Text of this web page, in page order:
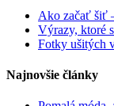
Ako začať šiť
Výrazy, ktoré
Fotky ušitých
Najnovšie články